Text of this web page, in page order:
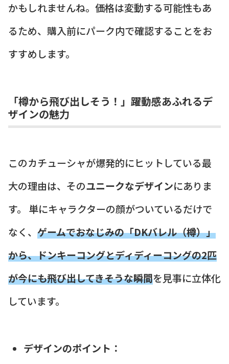
かもしれませんね。価格は変動する可能性もあ
るため、購入前にパーク内で確認することをお
すすめします。
「樽から飛び出しそう！」躍動感あふれるデ
ザインの魅力
このカチューシャが爆発的にヒットしている最
大の理由は、そのユニークなデザインにありま
す。 単にキャラクターの顔がついているだけで
なく、 ゲームでおなじみの「DKバレル（樽）」
から、ドンキーコングとディディーコングの2匹
が今にも飛び出してきそうな瞬間を見事に立体化
しています。
デザインのポイント：